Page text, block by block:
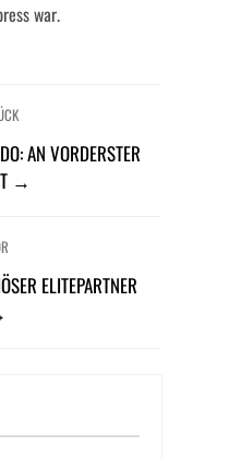
war.
AN VORDERSTER
→
ELITEPARTNER